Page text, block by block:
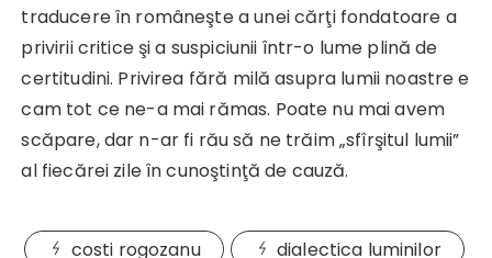
traducere în româneşte a unei cărţi fondatoare a
privirii critice şi a suspiciunii într-o lume plină de
certitudini. Privirea fără milă asupra lumii noastre e
cam tot ce ne-a mai rămas. Poate nu mai avem
scăpare, dar n-ar fi rău să ne trăim „sfîrşitul lumii”
al fiecărei zile în cunoştinţă de cauză.
costi rogozanu dialectica luminilor